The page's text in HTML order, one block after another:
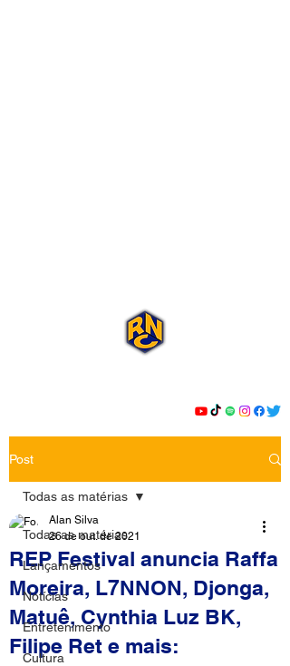
Post
Todas as matérias
Lançamentos
Notícias
Entretenimento
Cultura
Todas as matérias
REP Festival anuncia Raffa
Moreira, L7NNON, Djonga,
Matuê, Cynthia Luz BK,
Filipe Ret e mais:
Alan Silva
26 de out. de 2021